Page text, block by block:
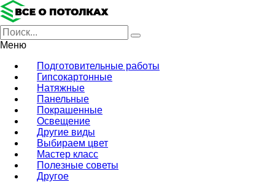
Меню
Подготовительные работы
Гипсокартонные
Натяжные
Панельные
Покрашенные
Освещение
Другие виды
Выбираем цвет
Мастер класс
Полезные советы
Другое